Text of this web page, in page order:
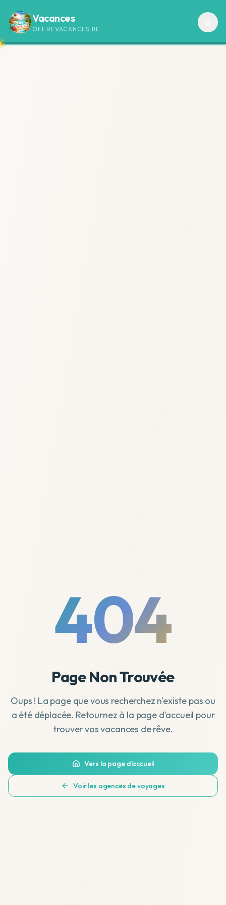
Vacances
OFFREVACANCES.BE
404
Page Non Trouvée
Oups ! La page que vous recherchez n'existe pas ou
a été déplacée. Retournez à la page d'accueil pour
trouver vos vacances de rêve.
Vers la page d'accueil
Voir les agences de voyages